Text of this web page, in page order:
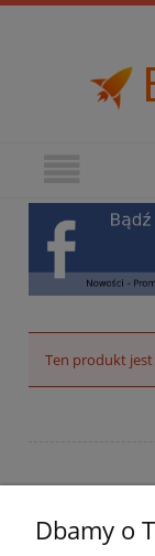
Ten produkt
Dbamy o